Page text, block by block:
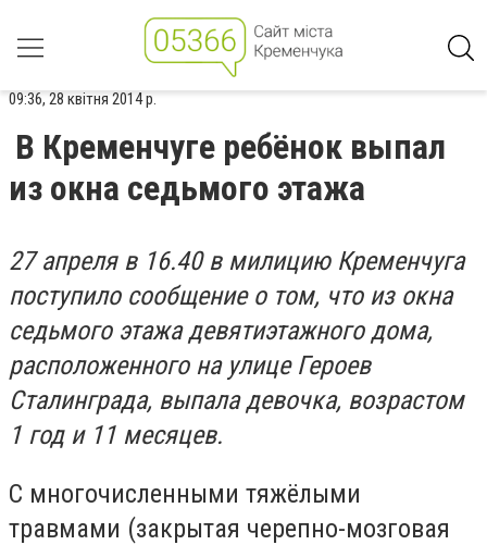
09:36, 28 квітня 2014 р.
В Кременчуге ребёнок выпал
из окна седьмого этажа
27 апреля в 16.40 в милицию Кременчуга
поступило сообщение о том, что из окна
седьмого этажа девятиэтажного дома,
расположенного на улице Героев
Сталинграда, выпала девочка, возрастом
1 год и 11 месяцев.
С многочисленными тяжёлыми
травмами (закрытая черепно-мозговая